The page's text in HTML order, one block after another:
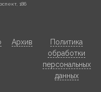
186
Архив
Политика
обработки
персональных
данных